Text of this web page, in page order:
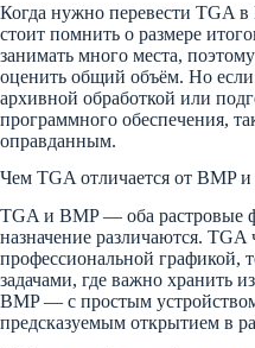
Когда нужно перевести TGA
стоит помнить о размере
занимать много места,
оценить общий объём. Но если
архивной обработкой или
программного обеспечения,
оправданным.
Чем TGA отличается от BMP
TGA и BMP — оба растровые
назначение различаются. TGA
профессиональной графикой,
задачами, где важно хранить
BMP — с простым
предсказуемым открытием в